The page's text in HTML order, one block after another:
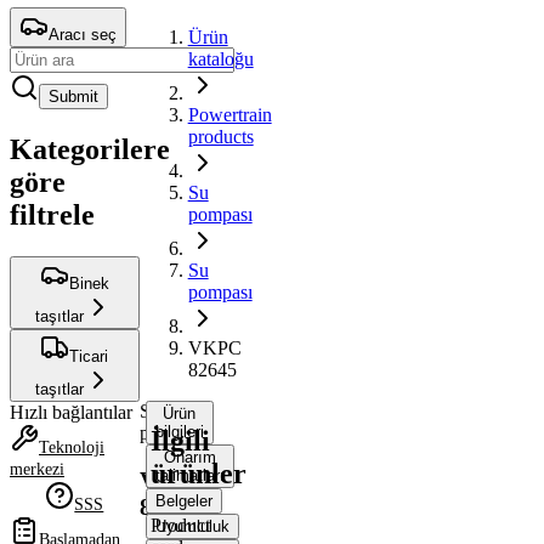
Aracı seç
Submit
Kategorilere
göre
filtrele
Binek
taşıtlar
Ticari
taşıtlar
Hızlı bağlantılar
Teknoloji
merkezi
SSS
Başlamadan
Ürün
kataloğu
Powertrain
products
Su
pompası
Su
pompası
VKPC
82645
Su
pompası
VKPC
82645
Ürün
bilgileri
Onarım
talimatları
Belgeler
Uyumluluk
İlgili
ürünler
Product